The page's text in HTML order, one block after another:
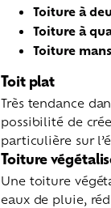
Toiture à
Toiture à
Toiture
Toit plat
Très tendance
possibilité de
particulière sur
Toiture
Une toiture
eaux de pluie,